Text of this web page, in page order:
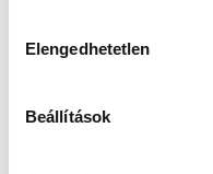
Elengedhetetlen
Beállítások
kilátástalan
ösztöne -